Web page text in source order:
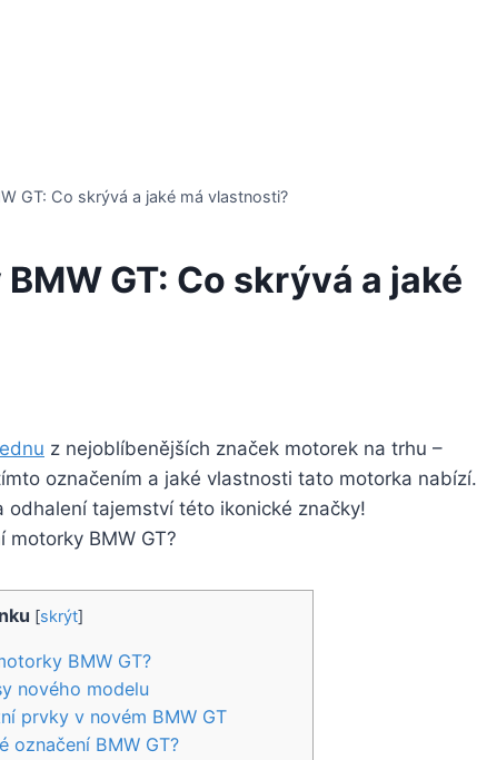
GT: Co skrývá a jaké má vlastnosti?
GT: Co skrývá a jaké
z nejoblíbenějších značek motorek na trhu –
označením a jaké vlastnosti tato motorka nabízí.
odhalení tajemství této ikonické značky!
[skrýt]
BMW GT?
nového modelu
prvky v novém BMW GT
označení BMW GT?